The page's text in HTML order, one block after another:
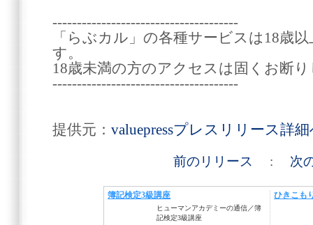
--------------------------------------
「らぶカル」の各種サービスは18歳
す。
18歳未満の方のアクセスは固くお断
--------------------------------------
提供元： valuepressプレスリリース詳
前のリリース : 次